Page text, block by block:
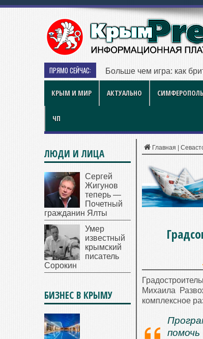
ПРЯМО СЕЙЧАС: Больше чем игра: как
КРЫМ И МИР АКТУАЛЬНО СИМФЕРОПОЛЬ
ЧП
Главная
Михаила
комплексное
ЛЮДИ И ЛИЦА
Сергей
Жигунов
теперь —
Почетный
гражданин Ялты
Умер
известный
крымский
писатель
Сорокин
БИЗНЕС В КРЫМУ